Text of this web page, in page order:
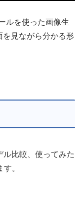
ルを使った画像生
を見ながら分かる形
ル比較、使ってみた
。